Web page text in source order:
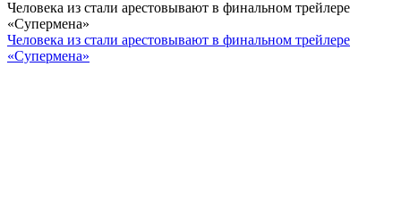
Человека из стали арестовывают в финальном трейлере
«Супермена»
Человека из стали арестовывают в финальном трейлере
«Супермена»